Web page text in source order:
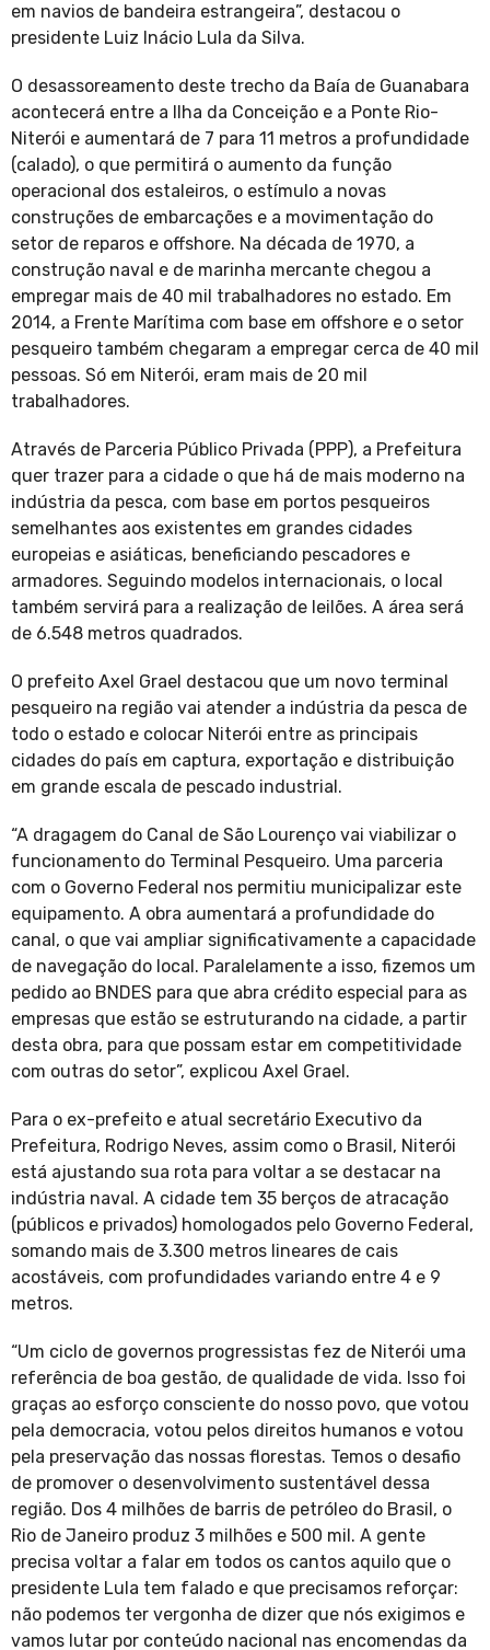
em navios de bandeira estrangeira”, destacou o
presidente Luiz Inácio Lula da Silva.
O desassoreamento deste trecho da Baía de Guanabara
acontecerá entre a Ilha da Conceição e a Ponte Rio-
Niterói e aumentará de 7 para 11 metros a profundidade
(calado), o que permitirá o aumento da função
operacional dos estaleiros, o estímulo a novas
construções de embarcações e a movimentação do
setor de reparos e offshore. Na década de 1970, a
construção naval e de marinha mercante chegou a
empregar mais de 40 mil trabalhadores no estado. Em
2014, a Frente Marítima com base em offshore e o setor
pesqueiro também chegaram a empregar cerca de 40 mil
pessoas. Só em Niterói, eram mais de 20 mil
trabalhadores.
Através de Parceria Público Privada (PPP), a Prefeitura
quer trazer para a cidade o que há de mais moderno na
indústria da pesca, com base em portos pesqueiros
semelhantes aos existentes em grandes cidades
europeias e asiáticas, beneficiando pescadores e
armadores. Seguindo modelos internacionais, o local
também servirá para a realização de leilões. A área será
de 6.548 metros quadrados.
O prefeito Axel Grael destacou que um novo terminal
pesqueiro na região vai atender a indústria da pesca de
todo o estado e colocar Niterói entre as principais
cidades do país em captura, exportação e distribuição
em grande escala de pescado industrial.
“A dragagem do Canal de São Lourenço vai viabilizar o
funcionamento do Terminal Pesqueiro. Uma parceria
com o Governo Federal nos permitiu municipalizar este
equipamento. A obra aumentará a profundidade do
canal, o que vai ampliar significativamente a capacidade
de navegação do local. Paralelamente a isso, fizemos um
pedido ao BNDES para que abra crédito especial para as
empresas que estão se estruturando na cidade, a partir
desta obra, para que possam estar em competitividade
com outras do setor”, explicou Axel Grael.
Para o ex-prefeito e atual secretário Executivo da
Prefeitura, Rodrigo Neves, assim como o Brasil, Niterói
está ajustando sua rota para voltar a se destacar na
indústria naval. A cidade tem 35 berços de atracação
(públicos e privados) homologados pelo Governo Federal,
somando mais de 3.300 metros lineares de cais
acostáveis, com profundidades variando entre 4 e 9
metros.
“Um ciclo de governos progressistas fez de Niterói uma
referência de boa gestão, de qualidade de vida. Isso foi
graças ao esforço consciente do nosso povo, que votou
pela democracia, votou pelos direitos humanos e votou
pela preservação das nossas florestas. Temos o desafio
de promover o desenvolvimento sustentável dessa
região. Dos 4 milhões de barris de petróleo do Brasil, o
Rio de Janeiro produz 3 milhões e 500 mil. A gente
precisa voltar a falar em todos os cantos aquilo que o
presidente Lula tem falado e que precisamos reforçar:
não podemos ter vergonha de dizer que nós exigimos e
vamos lutar por conteúdo nacional nas encomendas da